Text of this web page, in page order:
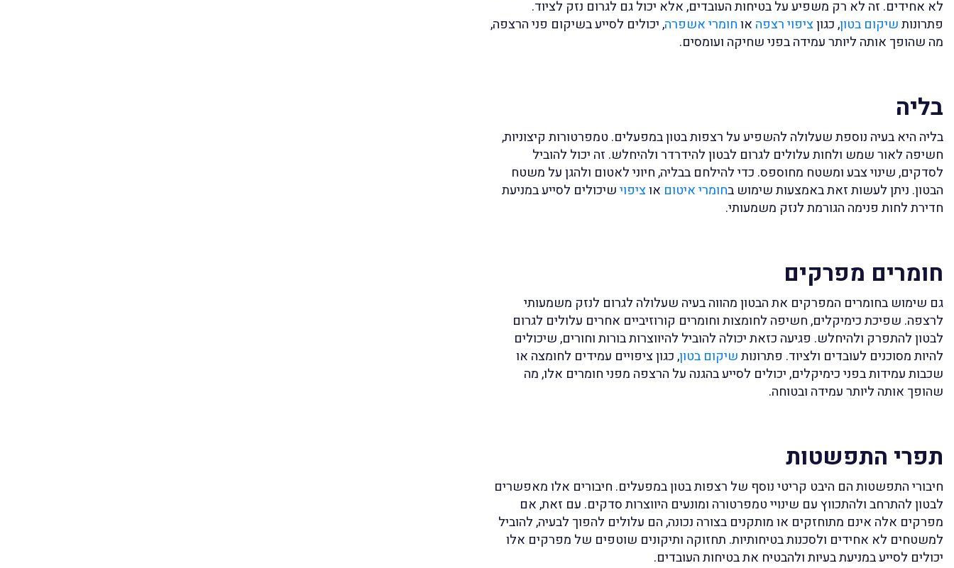
לא אחידים. זה לא רק משפיע על בטיחות העובדים, אלא יכול גם לגרום נזק לציוד.
פתרונותשיקום בטון, כגוןציפוי רצפה אוחומרי אשפרה, יכולים לסייע בשיקום פני הרצפה,
מה שהופך אותה ליותר עמידה בפני שחיקה ועומסים.
בליה
בליה היא בעיה נוספת שעלולה להשפיע על רצפות בטון במפעלים. טמפרטורות קיצוניות,
חשיפה לאור שמש ולחות עלולים לגרום לבטון להידרדר ולהיחלש. זה יכול להוביל
לסדקים, שינוי צבע ומשטח מחוספס. כדי להילחם בבליה, חיוני לאטום ולהגן על משטח
הבטון. ניתן לעשות זאת באמצעות שימוש בחומרי איטום אוציפוישיכולים לסייע במניעת
חדירת לחות פנימה הגורמת לנזק משמעותי.
חומרים מפרקים
גם שימוש בחומרים המפרקים את הבטון מהווה בעיה שעלולה לגרום לנזק משמעותי
לרצפה. שפיכת כימיקלים, חשיפה לחומצות וחומרים קורוזיביים אחרים עלולים לגרום
לבטון להתפרק ולהיחלש. פגיעה כזאת יכולה להוביל להיווצרות בורות וחורים, שיכולים
להיות מסוכנים לעובדים ולציוד. פתרונותשיקום בטון, כגון ציפויים עמידים לחומצה או
שכבות עמידות בפני כימיקלים, יכולים לסייע בהגנה על הרצפה מפני חומרים אלו, מה
שהופך אותה ליותר עמידה ובטוחה.
תפרי התפשטות
חיבורי התפשטות הם היבט קריטי נוסף של רצפות בטון במפעלים. חיבורים אלו מאפשרים
לבטון להתרחב ולהתכווץ עם שינויי טמפרטורה ומונעים היווצרות סדקים. עם זאת, אם
מפרקים אלה אינם מתוחזקים או מותקנים בצורה נכונה, הם עלולים להפוך לבעיה, להוביל
למשטחים לא אחידים ולסכנות בטיחותיות. תחזוקה ותיקונים שוטפים של מפרקים אלו
יכולים לסייע במניעת בעיות ולהבטיח את בטיחות העובדים.